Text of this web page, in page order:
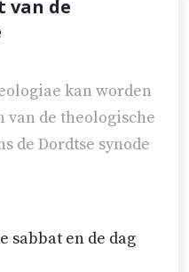
van de
kan worden
van de theologische
de Dordtse synode
sabbat en de dag